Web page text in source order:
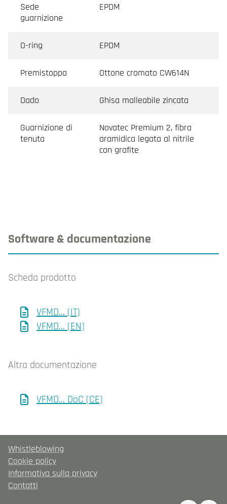
Sede
guarnizione
EPDM
O-ring EPDM
Premistoppa Ottone cromato CW614N
Dado Ghisa malleabile zincata
Guarnizione di
tenuta
Novatec Premium 2, fibra
aramidica legata al nitrile
con grafite
Software & documentazione
Scheda prodotto
VFMD... (IT)
VFMD... (EN)
Altra documentazione
VFMD... DoC (CE)
Whistleblowing
Cookie policy
Informativa sulla privacy
Contatti